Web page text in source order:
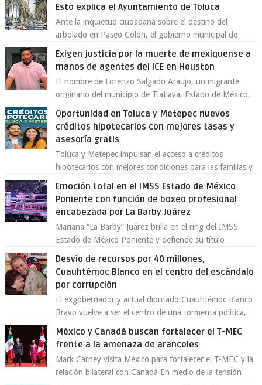
Esto explica el Ayuntamiento de Toluca
Ante la inquietud ciudadana sobre el destino del
arbolado en Paseo Colón, el gobierno municipal de
Exigen justicia por la muerte de mexiquense a
manos de agentes del ICE en Houston
El nombre de Lorenzo Salgado Araujo, un migrante
originario del municipio de Tlatlaya, Estado de México,
Oportunidad en Toluca y Metepec nuevos
créditos hipotecarios con mejores tasas y
asesoría gratis
Toluca y Metepec impulsan el acceso a créditos
hipotecarios con mejores condiciones para las familias y
Emoción total en el IMSS Estado de México
Poniente con función de boxeo profesional
encabezada por La Barby Juárez
Mariana “La Barby” Juárez brilla en el ring del IMSS
Estado de México Poniente y defiende su título
Supergallo La Unidad Deportiva Cuauhtémo...
Desvío de recursos por 40 millones,
Cuauhtémoc Blanco en el centro del escándalo
por corrupción
El exgobernador y actual diputado Cuauhtémoc Blanco
Bravo vuelve a ser el centro de una tormenta política,
México y Canadá buscan fortalecer el T-MEC
frente a la amenaza de aranceles
Mark Carney visita México para fortalecer el T-MEC y la
relación bilateral con Canadá En medio de la tensión